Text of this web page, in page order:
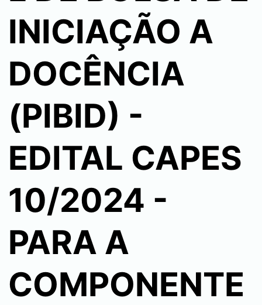
INICIAÇÃO A
DOCÊNCIA
(PIBID) -
EDITAL CAPES
10/2024 -
PARA A
COMPONENTE